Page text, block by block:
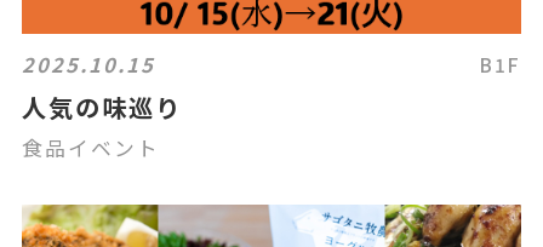
2025.10.15 B1F
人気の味巡り
食品イベント